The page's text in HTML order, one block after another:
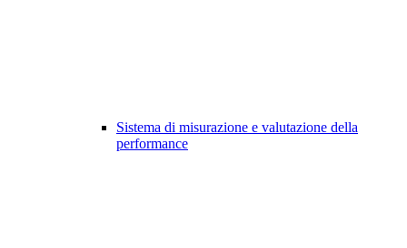
Sistema di misurazione e valutazione della
performance